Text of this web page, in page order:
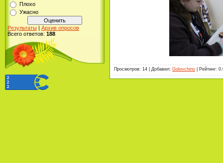
Плохо
Ужасно
Результаты | Архив опросов
Всего ответов: 188
Просмотров: 14 Добавил: Golovchino Рейтинг: